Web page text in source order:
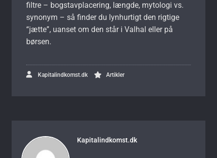
filtre – bogstavplacering, længde, mytologi vs.
synonym – så finder du lynhurtigt den rigtige
“jætte”, uanset om den står i Valhal eller på
børsen.
Kapitalindkomst.dk Artikler
Kapitalindkomst.dk